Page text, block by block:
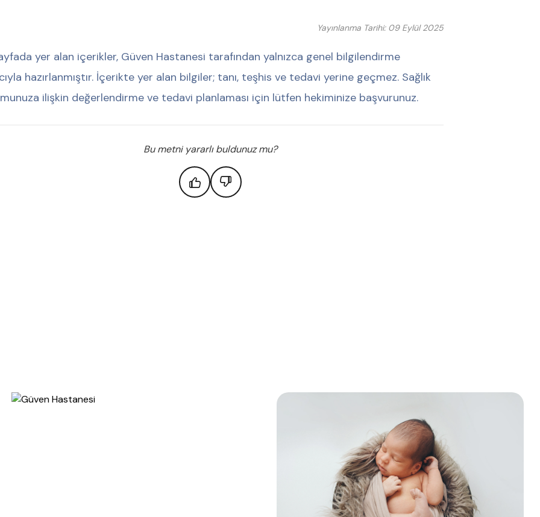
Yayınlanma Tarihi: 09 Eylül 2025
yer alan içerikler, Güven Hastanesi tarafından yalnızca genel bilgilendirme
hazırlanmıştır. İçerikte yer alan bilgiler; tanı, teşhis ve tedavi yerine geçmez. Sağlık
ilişkin değerlendirme ve tedavi planlaması için lütfen hekiminize başvurunuz.
Bu metni yararlı buldunuz mu?